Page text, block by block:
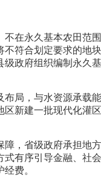
在永久基本农田范
符合划定要求的地
政府组织编制永久
局，与水资源承载
新建一批现代化灌
，省级政府承担地
有序引导金融、社
费。